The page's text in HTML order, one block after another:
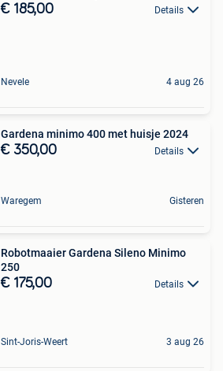
€ 185,00 Details
Nevele 4 aug 26
Gardena minimo 400 met huisje 2024
€ 350,00 Details
Waregem Gisteren
Robotmaaier Gardena Sileno Minimo
250
€ 175,00 Details
Sint-Joris-Weert 3 aug 26